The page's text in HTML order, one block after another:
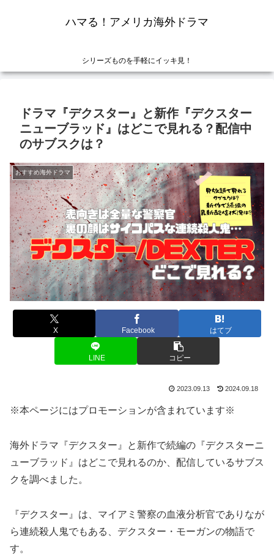
ハマる！アメリカ海外ドラマ
シリーズものを手軽にイッキ見！
ドラマ『デクスター』と新作『デクスター
ニューブラッド』はどこで見れる？配信中
のサブスクは？
おすすめ海外ドラマ
X Facebook はてブ
LINE コピー
2023.09.13 2024.09.18
※本ページにはプロモーションが含まれています※
海外ドラマ『デクスター』と新作で続編の『デクスターニ
ューブラッド』はどこで見れるのか、配信しているサブス
クを調べました。
『デクスター』は、マイアミ警察の血液分析官でありなが
ら連続殺人鬼でもある、デクスター・モーガンの物語で
す。